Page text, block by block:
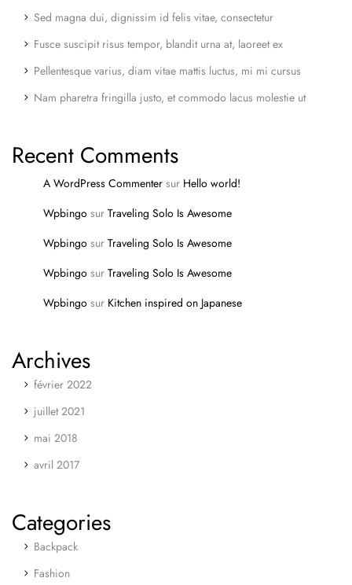
Sed magna dui, dignissim id felis vitae, consectetur
Fusce suscipit risus tempor, blandit urna at, laoreet ex
Pellentesque varius, diam vitae mattis luctus, mi mi cursus
Nam pharetra fringilla justo, et commodo lacus molestie ut
Recent Comments
A WordPress Commenter sur Hello world!
Wpbingo sur Traveling Solo Is Awesome
Wpbingo sur Traveling Solo Is Awesome
Wpbingo sur Traveling Solo Is Awesome
Wpbingo sur Kitchen inspired on Japanese
Archives
février 2022
juillet 2021
mai 2018
avril 2017
Categories
Backpack
Fashion